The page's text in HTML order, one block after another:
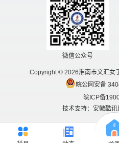
微信公众号
Copyright © 2026淮南市文汇女
皖公网安备
皖ICP备
技术支持：安徽酷讯